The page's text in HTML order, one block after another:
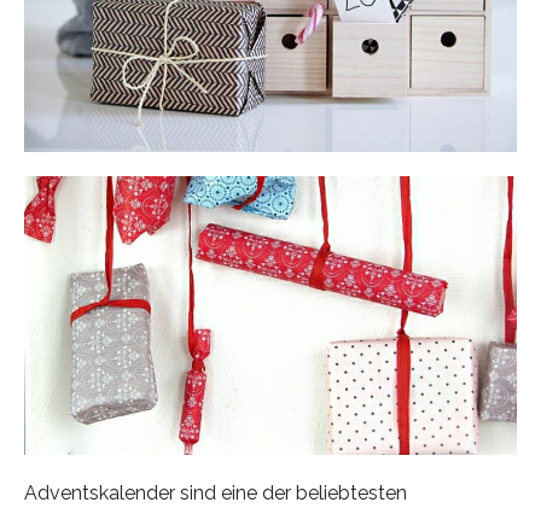
Adventskalender sind eine der beliebtesten